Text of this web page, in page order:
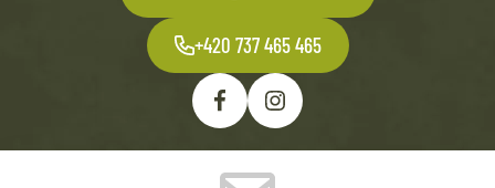
+420 737 465 465